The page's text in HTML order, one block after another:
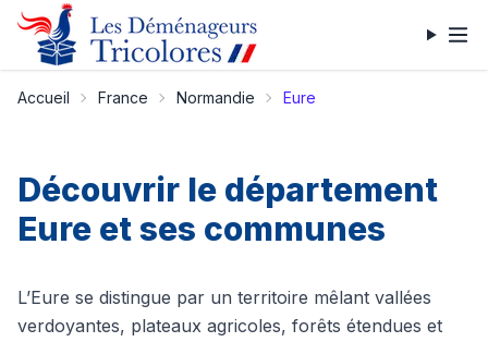
Accueil France Normandie Eure
Découvrir le département
Eure et ses communes
L’Eure se distingue par un territoire mêlant vallées
verdoyantes, plateaux agricoles, forêts étendues et